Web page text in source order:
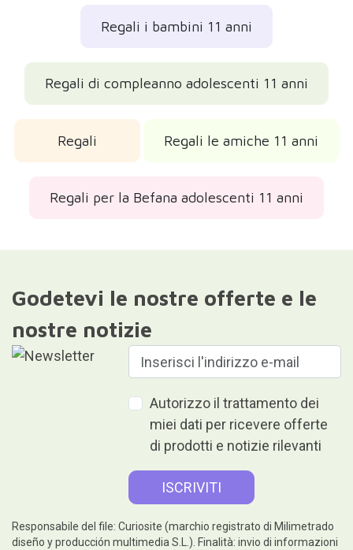
Regali i bambini 11 anni
Regali di compleanno adolescenti 11 anni
Regali Regali le amiche 11 anni
Regali per la Befana adolescenti 11 anni
Godetevi le nostre offerte e le
nostre notizie
Autorizzo il trattamento dei
miei dati per ricevere offerte
di prodotti e notizie rilevanti
Responsabile del file: Curiosite (marchio registrato di Milimetrado
diseño y producción multimedia S.L.). Finalità: invio di informazioni